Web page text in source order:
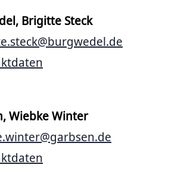
Brigitte Steck
Wiebke Winter